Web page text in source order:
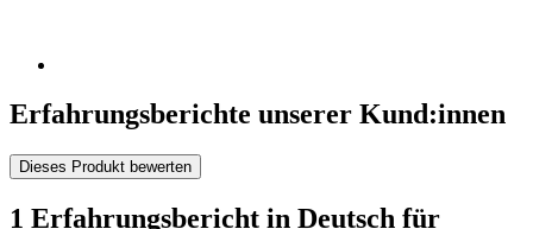
Erfahrungsberichte unserer Kund:innen
Dieses Produkt bewerten
1 Erfahrungsbericht in Deutsch für